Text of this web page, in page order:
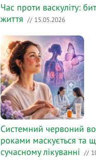
Час проти васкуліту:
життя // 15.05.2026
Системний червоний
роками маскується та
сучасному лікуванні //